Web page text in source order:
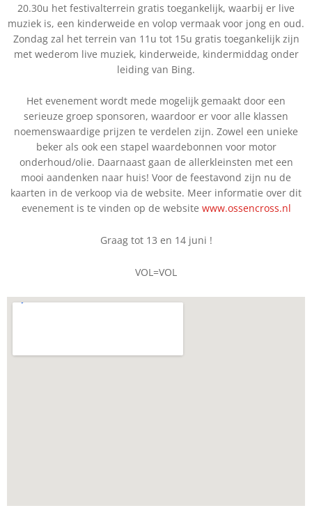
20.30u het festivalterrein gratis toegankelijk, waarbij er live
muziek is, een kinderweide en volop vermaak voor jong en oud.
Zondag zal het terrein van 11u tot 15u gratis toegankelijk zijn
met wederom live muziek, kinderweide, kindermiddag onder
leiding van Bing.
Het evenement wordt mede mogelijk gemaakt door een
serieuze groep sponsoren, waardoor er voor alle klassen
noemenswaardige prijzen te verdelen zijn. Zowel een unieke
beker als ook een stapel waardebonnen voor motor
onderhoud/olie. Daarnaast gaan de allerkleinsten met een
mooi aandenken naar huis! Voor de feestavond zijn nu de
kaarten in de verkoop via de website. Meer informatie over dit
evenement is te vinden op de website www.ossencross.nl
Graag tot 13 en 14 juni !
VOL=VOL